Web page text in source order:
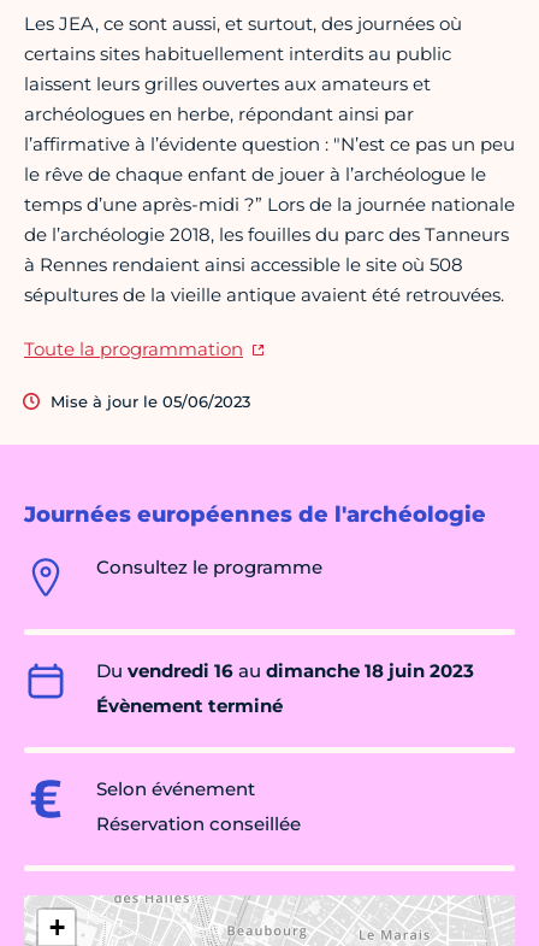
Journées européennes de l'archéologie
Consultez le programme
Du vendredi 16 au dimanche 18 juin 2023
Évènement terminé
Selon événement
Réservation conseillée
+
Les JEA, ce sont aussi, et surtout, des journées où
certains sites habituellement interdits au public
laissent leurs grilles ouvertes aux amateurs et
archéologues en herbe, répondant ainsi par
l’affirmative à l’évidente question : "N’est ce pas un peu
le rêve de chaque enfant de jouer à l’archéologue le
temps d’une après-midi ?” Lors de la journée nationale
de l’archéologie 2018, les fouilles du parc des Tanneurs
à Rennes rendaient ainsi accessible le site où 508
sépultures de la vieille antique avaient été retrouvées.
Toute la programmation
Mise à jour le 05/06/2023